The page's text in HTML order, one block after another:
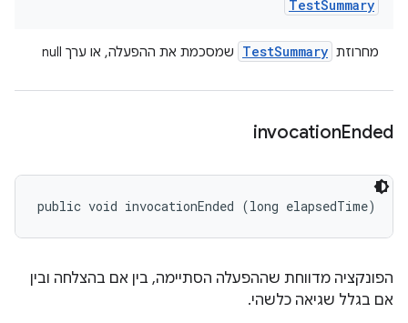
TestSummary
מחרוזת TestSummary שמסכמת את ההפעלה, או ערך null
invocationEnded
public void invocationEnded (long elapsedTime)
הפונקציה מדווחת שההפעלה הסתיימה, בין אם בהצלחה ובין
אם בגלל שגיאה כלשהי.